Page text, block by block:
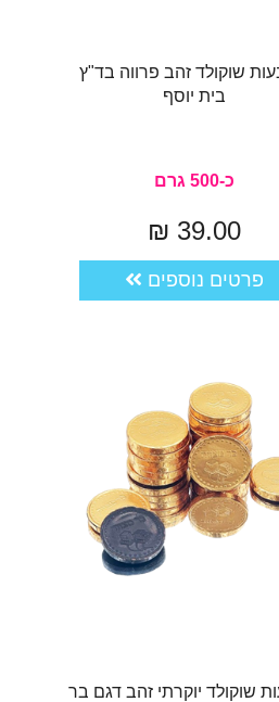
שוקולד זהב פרווה בד"ץ
בית יוסף
כ-500 גרם
39.00 ₪
פרטים נוספים
שוקולד יוקרתי זהב דגם בר